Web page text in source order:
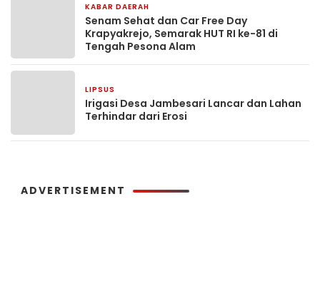
KABAR DAERAH
Senam Sehat dan Car Free Day
Krapyakrejo, Semarak HUT RI ke-81 di
Tengah Pesona Alam
LIPSUS
Irigasi Desa Jambesari Lancar dan Lahan
Terhindar dari Erosi
ADVERTISEMENT